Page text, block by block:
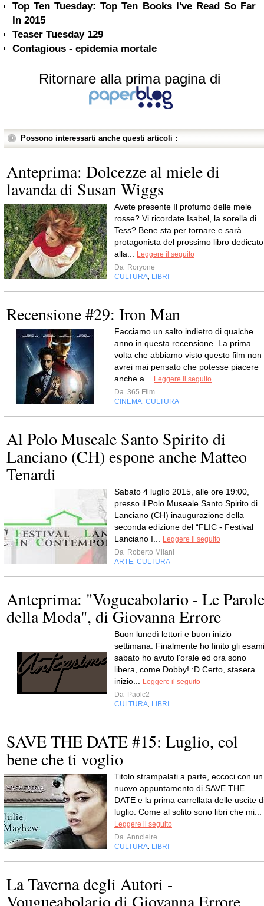
Top Ten Tuesday: Top Ten Books I've Read So Far
In 2015
Teaser Tuesday 129
Contagious - epidemia mortale
Ritornare alla prima pagina di
Possono interessarti anche questi articoli :
Anteprima: Dolcezze al miele di
lavanda di Susan Wiggs
Avete presente Il profumo delle mele
rosse? Vi ricordate Isabel, la sorella di
Tess? Bene sta per tornare e sarà
protagonista del prossimo libro dedicato
alla...
Leggere il seguito
Da Roryone
CULTURA LIBRI
Recensione #29: Iron Man
Facciamo un salto indietro di qualche
anno in questa recensione. La prima
volta che abbiamo visto questo film non
avrei mai pensato che potesse piacere
anche a...
Leggere il seguito
Da 365 Film
CINEMA CULTURA
Al Polo Museale Santo Spirito di
Lanciano (CH) espone anche Matteo
Tenardi
Sabato 4 luglio 2015, alle ore 19:00,
presso il Polo Museale Santo Spirito di
Lanciano (CH) inaugurazione della
seconda edizione del “FLIC - Festival
Lanciano I...
Leggere il seguito
Da Roberto Milani
ARTE CULTURA
Anteprima: "Vogueabolario - Le Parole
della Moda", di Giovanna Errore
Buon lunedì lettori e buon inizio
settimana. Finalmente ho finito gli
sabato ho avuto l'orale ed ora sono
libera, come Dobby! :D Certo, stasera
inizio...
Leggere il seguito
Da Paolc2
CULTURA LIBRI
SAVE THE DATE #15: Luglio, col
bene che ti voglio
Titolo strampalati a parte, eccoci con un
nuovo appuntamento di SAVE THE
DATE e la prima carrellata delle uscite
luglio. Come al solito sono libri che mi...
Leggere il seguito
Da Anncleire
CULTURA LIBRI
La Taverna degli Autori -
Vougueabolario di Giovanna Errore